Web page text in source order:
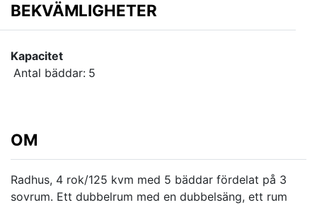
BEKVÄMLIGHETER
Kapacitet
Antal bäddar: 5
OM
Radhus, 4 rok/125 kvm med 5 bäddar fördelat på 3
sovrum. Ett dubbelrum med en dubbelsäng, ett rum